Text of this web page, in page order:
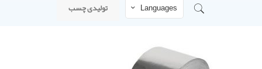
Languages تولیدی چسب